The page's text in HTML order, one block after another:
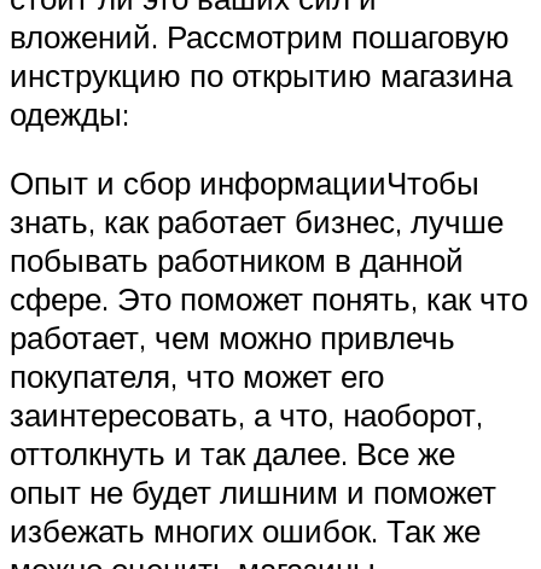
вложений. Рассмотрим пошаговую
инструкцию по открытию магазина
одежды:
Опыт и сбор информацииЧтобы
знать, как работает бизнес, лучше
побывать работником в данной
сфере. Это поможет понять, как что
работает, чем можно привлечь
покупателя, что может его
заинтересовать, а что, наоборот,
оттолкнуть и так далее. Все же
опыт не будет лишним и поможет
избежать многих ошибок. Так же